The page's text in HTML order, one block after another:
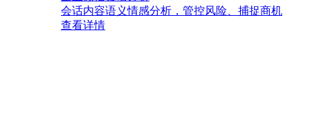
会话内容语义情感分析，管控风险、捕捉商机
查看详情